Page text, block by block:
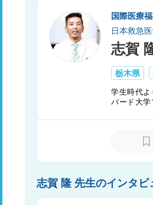
国際医療
日本救急
志賀
栃木県
学生時代
バード大
講座教授に
志賀 隆 先生のインタビ